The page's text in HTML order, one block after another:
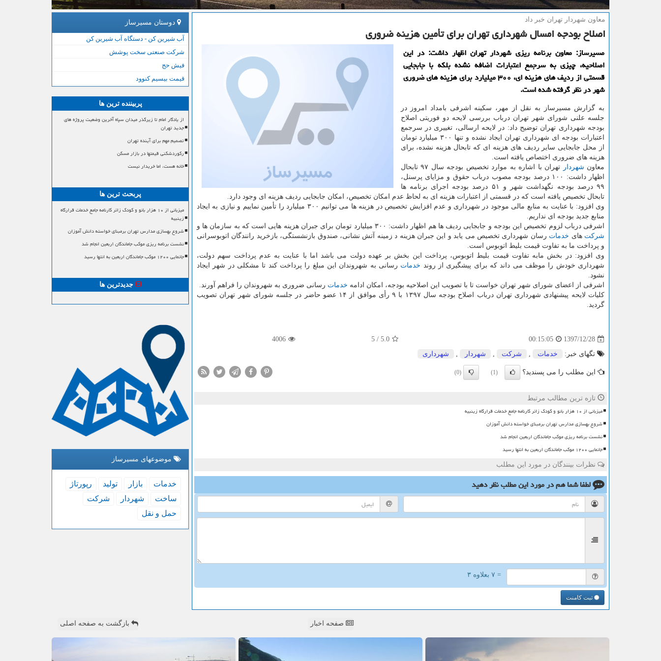
معاون شهردار تهران خبر داد
اصلاح بودجه امسال شهرداری تهران برای تأمین هزینه ضروری
مسیرساز: معاون برنامه ریزی شهردار تهران اظهار داشت: در این
اصلاحیه، چیزی به سرجمع اعتبارات اضافه نشده بلكه با جابجایی
قسمتی از ردیف های هزینه ای، ۳۰۰ میلیارد برای هزینه های ضروری
شهر در نظر گرفته شده است.
به گزارش مسیرساز به نقل از مهر، سكینه اشرفی بامداد امروز در
جلسه علنی شورای شهر تهران درباب بررسی لایحه دو فوریتی اصلاح
بودجه شهرداری تهران توضیح داد: در لایحه ارسالی، تغییری در سرجمع
اعتبارات بودجه ای شهرداری تهران ایجاد نشده و تنها ۳۰۰ میلیارد تومان
از محل جابجایی سایر ردیف های هزینه ای كه تابحال هزینه نشده، برای
هزینه های ضروری اختصاص یافته است.
معاون شهردار
تهران با اشاره به موارد تخصیص بودجه سال ۹۷ تابحال
اظهار داشت: ۱۰۰ درصد بودجه مصوب درباب حقوق و مزایای پرسنل،
۹۹ درصد بودجه نگهداشت شهر و ۵۱ درصد بودجه اجرای برنامه ها
تابحال تخصیص یافته است كه در قسمتی از اعتبارات هزینه ای به لحاظ عدم امكان تخصیص، امكان جابجایی ردیف هزینه ای وجود دارد.
وی افزود: با عنایت به منابع مالی موجود در شهرداری و عدم افزایش تخصیص در هزینه ها می توانیم ۳۰۰ میلیارد را تأمین نماییم و نیازی به ایجاد
منابع جدید بودجه ای نداریم.
اشرفی درباب لزوم تخصیص این بودجه و جابجایی ردیف ها هم اظهار داشت: ۳۰۰ میلیارد تومان برای جبران هزینه هایی است كه به سازمان ها و
شركت های خدمات رسان شهرداری تخصیص می یابد و این جبران هزینه د زمینه آتش نشانی، صندوق بازنشستگی، بازخرید رانندگان اتوبوسرانی
و پرداخت ما به تفاوت قیمت بلیط اتوبوس است.
وی افزود: در بخش مابه تفاوت قیمت بلیط اتوبوس، پرداخت این بخش بر عهده دولت می باشد اما با عنایت به عدم پرداخت سهم دولت،
شهرداری خودش را موظف می داند كه برای پیشگیری از روند خدمات رسانی به شهروندان این مبلغ را پرداخت كند تا مشكلی در شهر ایجاد
نشود.
اشرفی از اعضای شورای شهر تهران خواست تا با تصویب این اصلاحیه بودجه، امكان ادامه خدمات رسانی ضروری به شهروندان را فراهم آورند.
كلیات لایحه پیشنهادی شهرداری تهران درباب اصلاح بودجه سال ۱۳۹۷ با ۹ رأی موافق از ۱۴ عضو حاضر در جلسه شورای شهر تهران تصویب
گردید.
1397/12/28
00:15:05
5.0
/
5
4006
تگهای خبر: خدمات , شركت , شهردار , شهرداری
این مطلب را می پسندید؟ (1)
(0)
تازه ترین مطالب مرتبط
میزبانی از ۱۰ هزار بانو و کودک زائر کارنامه جامع خدمات قرارگاه زینبیه
شروع بهسازی مدارس تهران برمبنای خواسته دانش آموزان
نشست برنامه ریزی موکب جاماندگان اربعین انجام شد
جانمایی ۱۲۰۰ موکب جاماندگان اربعین به انتها رسید
نظرات بینندگان در مورد این مطلب
لطفا شما همدر مورد این مطلبنظر دهید
= ۷ بعلاوه ۳
ثبت کامنت
دوستان مسیرساز
آب شیرین کن - دستگاه آب شیرین کن
شرکت صنعتی سخت پوشش
فیش حج
قیمت بیسیم کنوود
پربیننده ترین ها
از یادگار امام تا زیرگذر میدان سپاه آخرین وضعیت پروژه های
جدید تهران
تصمیم مهم برای آینده تهران
رکوردشکنی قیمتها در بازار مسکن
خانه هست، اما خریدار نیست
پربحث ترین ها
میزبانی از ۱۰ هزار بانو و کودک زائر کارنامه جامع خدمات قرارگاه
زینبیه
شروع بهسازی مدارس تهران برمبنای خواسته دانش آموزان
نشست برنامه ریزی موکب جاماندگان اربعین انجام شد
جانمایی ۱۲۰۰ موکب جاماندگان اربعین به انتها رسید
جدیدترین ها
موضوعهای مسیرساز
خدمات بازار تولید
رپورتاژ
ساخت
شهردار
شركت
حمل و نقل
صفحه اخبار بازگشت به صفحه اصلی